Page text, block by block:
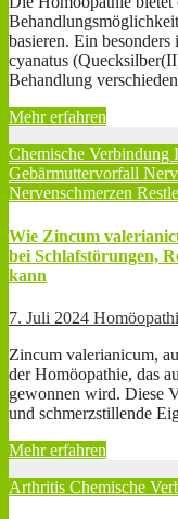
basieren. Ein
cyanatus
Behandlung
Mehr erfahren
Chemische Verbindung
Gebärmuttervorfall
Nervenschmerzen
Wie Zincum
bei Schlafstörungen,
kann
7. Juli 2024
Zincum valerianicum,
der Homöopathie, das
gewonnen wird. Diese
und schmerzstillende
Mehr erfahren
Arthritis Chemische